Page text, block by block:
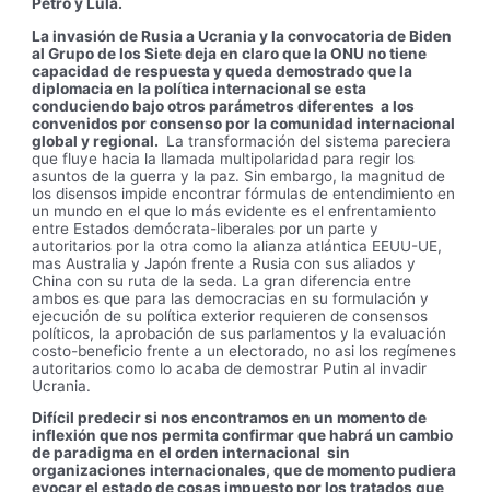
La invasión de Rusia a Ucrania y la convocatoria de Biden
al Grupo de los Siete deja en claro que la ONU no tiene
capacidad de respuesta y queda demostrado que la
diplomacia en la política internacional se esta
conduciendo bajo otros parámetros diferentes a los
convenidos por consenso por la comunidad internacional
global y regional. La transformación del sistema pareciera
que fluye hacia la llamada multipolaridad para regir los
asuntos de la guerra y la paz. Sin embargo, la magnitud de
los disensos impide encontrar fórmulas de entendimiento en
un mundo en el que lo más evidente es el enfrentamiento
entre Estados demócrata-liberales por un parte y
autoritarios por la otra como la alianza atlántica EEUU-UE,
mas Australia y Japón frente a Rusia con sus aliados y
China con su ruta de la seda. La gran diferencia entre
ambos es que para las democracias en su formulación y
ejecución de su política exterior requieren de consensos
políticos, la aprobación de sus parlamentos y la evaluación
costo-beneficio frente a un electorado, no asi los regímenes
autoritarios como lo acaba de demostrar Putin al invadir
Ucrania.
Difícil predecir si nos encontramos en un momento de
inflexión que nos permita confirmar que habrá un cambio
de paradigma en el orden internacional sin
organizaciones internacionales, que de momento pudiera
evocar el estado de cosas impuesto por los tratados que